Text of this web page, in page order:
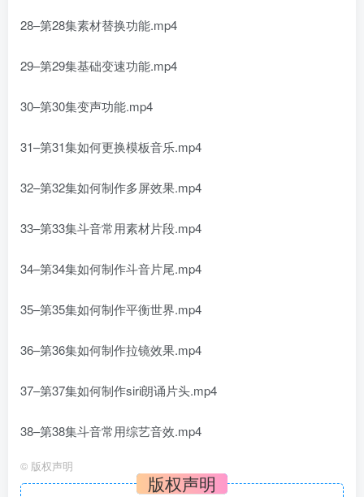
28–第28集素材替换功能.mp4
29–第29集基础变速功能.mp4
30–第30集变声功能.mp4
31–第31集如何更换模板音乐.mp4
32–第32集如何制作多屏效果.mp4
33–第33集斗音常用素材片段.mp4
34–第34集如何制作斗音片尾.mp4
35–第35集如何制作平衡世界.mp4
36–第36集如何制作拉镜效果.mp4
37–第37集如何制作siri朗诵片头.mp4
38–第38集斗音常用综艺音效.mp4
© 版权声明
版权声明